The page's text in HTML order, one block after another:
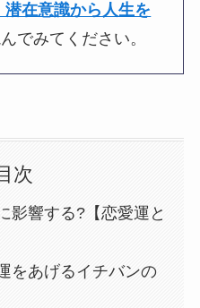
在意識から人生を
でみてください。
次
影響する?【恋愛運と
をあげるイチバンの